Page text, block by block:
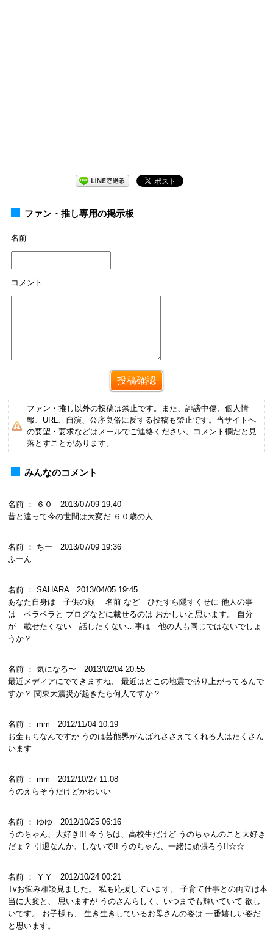
ファン・推し専用の掲示板
名前
コメント
ファン・推し以外の投稿は禁止です。また、誹謗中傷、個人情
報、URL、自演、公序良俗に反する投稿も禁止です。当サイトへ
の要望・要求などはメールでご連絡ください。コメント欄だと見
落とすことがあります。
みんなのコメント
名前 ： ６０ 2013/07/09 19:40
昔と違って今の世間は大変だ ６０歳の人
名前 ： ちー 2013/07/09 19:36
ふーん
名前 ： SAHARA 2013/04/05 19:45
あなた自身は 子供の顔 名前 など ひたすら隠すくせに 他人の事
は ペラペラと ブログなどに載せるのは おかしいと思います。 自分
が 載せたくない 話したくない…事は 他の人も同じではないでしょ
うか？
名前 ： 気になる〜 2013/02/04 20:55
最近メディアにでてきますね、 最近はどこの地震で盛り上がってるんで
すか？ 関東大震災が起きたら何人ですか？
名前 ： mm 2012/11/04 10:19
お金もちなんですか うのは芸能界がんばれささえてくれる人はたくさん
います
名前 ： mm 2012/10/27 11:08
うのえらそうだけどかわいい
名前 ： ゆゆ 2012/10/25 06:16
うのちゃん、大好き!!! 今うちは、高校生だけど うのちゃんのこと大好き
だょ？ 引退なんか、しないで!! うのちゃん、一緒に頑張ろう!!☆☆
名前 ： ＹＹ 2012/10/24 00:21
Tvお悩み相談見ました。 私も応援しています。 子育て仕事との両立は本
当に大変と、 思いますが うのさんらしく、いつまでも輝いていて 欲し
いです。 お子様も、 生き生きしているお母さんの姿は 一番嬉しい姿だ
と思います。